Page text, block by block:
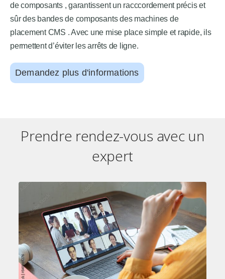
de composants , garantissent un racccordement précis et
sûr des bandes de composants des machines de
placement CMS . Avec une mise place simple et rapide, ils
permettent d’éviter les arrêts de ligne.
Demandez plus d'informations
Prendre rendez-vous avec un
expert